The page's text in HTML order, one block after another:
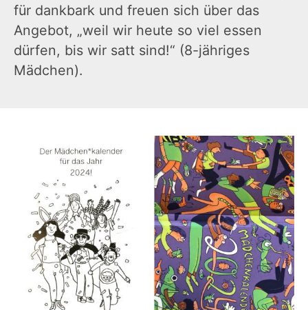
für dankbark und freuen sich über das
Angebot, „weil wir heute so viel essen
dürfen, bis wir satt sind!“ (8-jähriges
Mädchen).